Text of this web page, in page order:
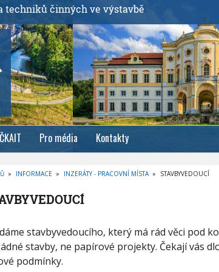
techniků činných ve výstavbě
Pro média Kontakty
» INFORMACE » INZERÁTY - PRACOVNÍ MÍSTA » STAVBYVEDOUCÍ
stavbyvedoucího, který má rád věci pod
stavby, ne papírové projekty. Čekají vás
podmínky.